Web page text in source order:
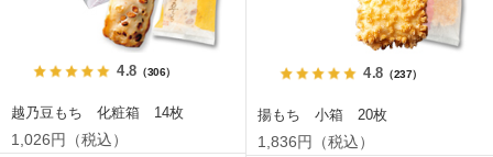
4.8（306）
越乃豆もち 化粧箱 14枚
1,026円（税込）
4.8 （237）
揚もち 小箱 20枚
1,836円（税込）